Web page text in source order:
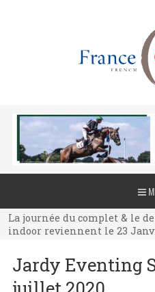
La journée du complet & le
indoor reviennent le 23
La journée du complet & le
indoor reviennent le 23
indoor reviennent le 23
Jardy Eventing